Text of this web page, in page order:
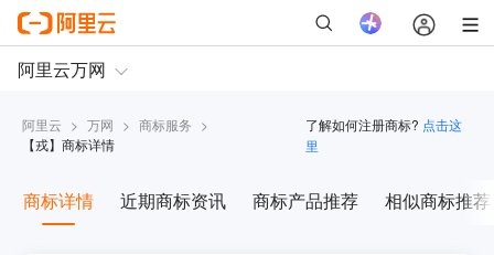
阿里云 > 万网 > 商标服务 >
【戎】商标详情
了解如何注册商标? 点击这
里
商标详情 近期商标资讯 商标产品推荐 相似商标推荐